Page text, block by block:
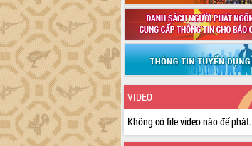
VIDEO
Không có file video nào để phát.